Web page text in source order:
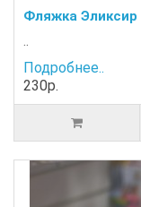
Фляжка Эликсир
..
Подробнее..
230р.